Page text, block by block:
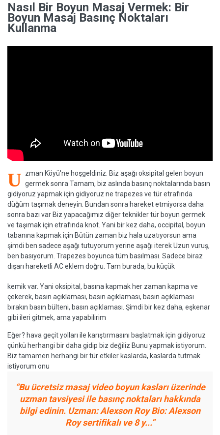
Nasıl Bir Boyun Masaj Vermek: Bir
Boyun Masaj Basınç Noktaları
Kullanma
U zman Köyü'ne hoşgeldiniz. Biz aşağı oksipital gelen boyun
germek sonra Tamam, biz aslında basınç noktalarında basın
gidiyoruz yapmak için gidiyoruz ne trapezes ve tür etrafında
düğüm taşımak deneyin. Bundan sonra hareket etmiyorsa daha
sonra bazı var Biz yapacağımız diğer teknikler tür boyun germek
ve taşımak için etrafında knot. Yani bir kez daha, occipital, boyun
tabanına kapmak için Bütün zaman biz hala uzatıyorsun ama
şimdi ben sadece aşağı tutuyorum yerine aşağı iterek Uzun vuruş,
ben basıyorum. Trapezes boyunca tüm basılması. Sadece biraz
dışarı hareketli AC eklem doğru. Tam burada, bu küçük
kemik var. Yani oksipital, basına kapmak her zaman kapma ve
çekerek, basın açıklaması, basın açıklaması, basın açıklaması
bırakın basın bülteni, basın açıklaması. Şimdi bir kez daha, eşkenar
gibi ileri gitmek, ama yapabilirim
Eğer? hava geçit yolları ile karıştırmasını başlatmak için gidiyoruz
çünkü herhangi bir daha gidip biz değiliz Bunu yapmak istiyorum.
Biz tamamen herhangi bir tür etkiler kaslarda, kaslarda tutmak
istiyorum onu
“Bu ücretsiz masaj video boyun kasları üzerinde
uzman tavsiyesi ile basınç noktaları hakkında
bilgi edinin. Uzman: Alexson Roy Bio: Alexson
Roy sertifikalı ve 8 y...”